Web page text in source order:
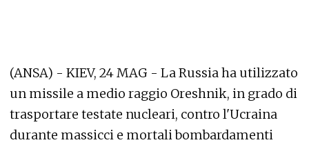
(ANSA) - KIEV, 24 MAG - La Russia ha utilizzato
un missile a medio raggio Oreshnik, in grado di
trasportare testate nucleari, contro l'Ucraina
durante massicci e mortali bombardamenti